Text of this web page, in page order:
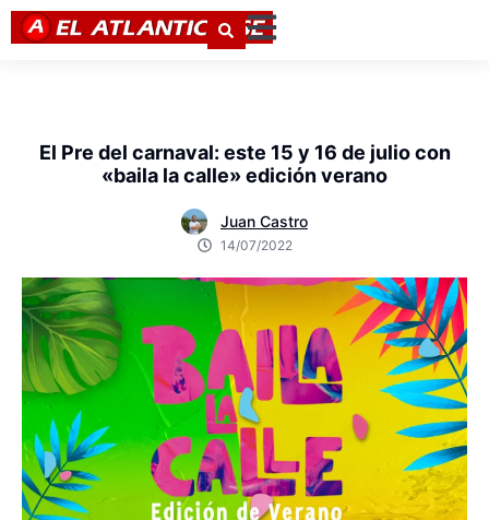
El Pre del carnaval: este 15 y 16 de julio con
«baila la calle» edición verano
Juan Castro
14/07/2022